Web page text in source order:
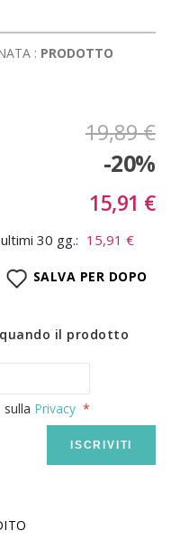
: PRODOTTO
19,89 €
-20%
15,91 €
30 gg.: 15,91 €
SALVA PER DOPO
il prodotto
Privacy
ISCRIVITI